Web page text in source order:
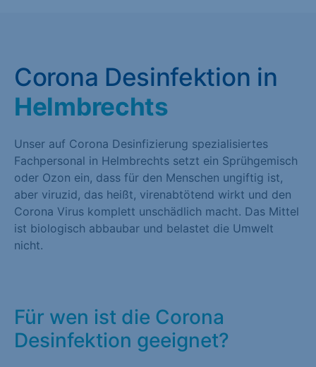
Corona Desinfektion in
Helmbrechts
Unser auf Corona Desinfizierung spezialisiertes
Fachpersonal in Helmbrechts setzt ein Sprühgemisch
oder Ozon ein, dass für den Menschen ungiftig ist,
aber viruzid, das heißt, virenabtötend wirkt und den
Corona Virus komplett unschädlich macht. Das Mittel
ist biologisch abbaubar und belastet die Umwelt
nicht.
Für wen ist die Corona
Desinfektion geeignet?